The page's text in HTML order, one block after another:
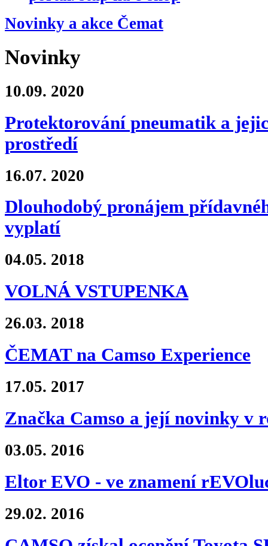
Novinky a akce Čemat
Novinky
10.09. 2020
Protektorování pneumatik a
prostředí
16.07. 2020
Dlouhodobý pronájem
vyplatí
04.05. 2018
VOLNÁ VSTUPENKA
26.03. 2018
ČEMAT na Camso Experience
17.05. 2017
Značka Camso a její novinky v
03.05. 2016
Eltor EVO - ve znamení
29.02. 2016